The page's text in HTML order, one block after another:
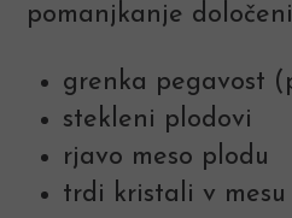
pomanjkanje
grenka pegavost
stekleni plodovi
rjavo meso plodu
trdi kristali v mesu